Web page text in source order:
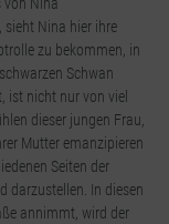
von Nina
sieht Nina hier ihre
zu bekommen, in
Schwan
ist nicht nur von viel
dieser jungen Frau,
Mutter emanzipieren
Seiten der
darzustellen. In diesen
annimmt, wird der